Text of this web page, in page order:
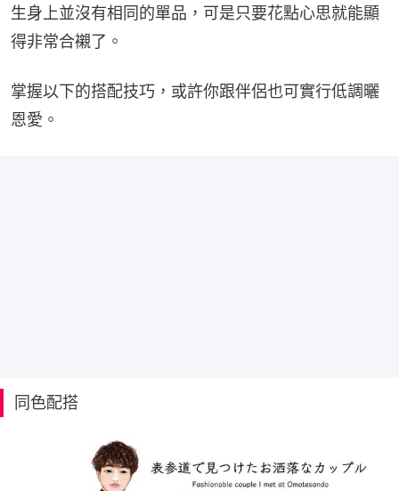
生身上並沒有相同的單品，可是只要花點心思就能顯
得非常合襯了。
掌握以下的搭配技巧，或許你跟伴侶也可實行低調曬
恩愛。
同色配搭